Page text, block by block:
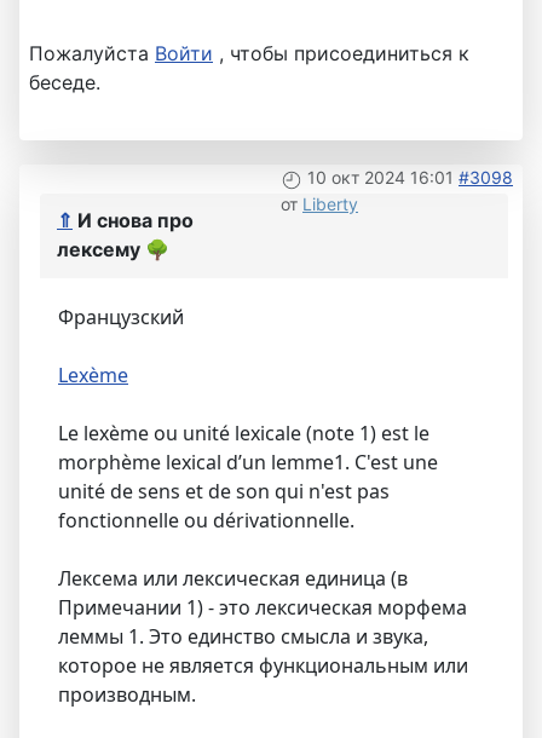
Пожалуйста Войти , чтобы присоединиться к
беседе.
10 окт 2024 16:01 #3098
от Liberty
⇑ И снова про
лексему 🌳
Французский
Lexème
Le lexème ou unité lexicale (note 1) est le
morphème lexical d’un lemme1. C'est une
unité de sens et de son qui n'est pas
fonctionnelle ou dérivationnelle.
Лексема или лексическая единица (в
Примечании 1) - это лексическая морфема
леммы 1. Это единство смысла и звука,
которое не является функциональным или
производным.